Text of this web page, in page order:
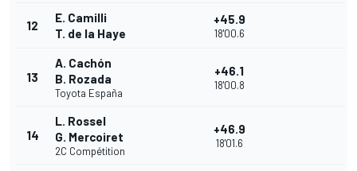
12
E. Camilli
T. de la Haye
+45.9
18'00.6
13
A. Cachón
B. Rozada
Toyota España
+46.1
18'00.8
14
L. Rossel
G. Mercoiret
2C Compétition
+46.9
18'01.6